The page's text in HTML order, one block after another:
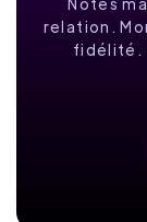
relation.
fidélité.